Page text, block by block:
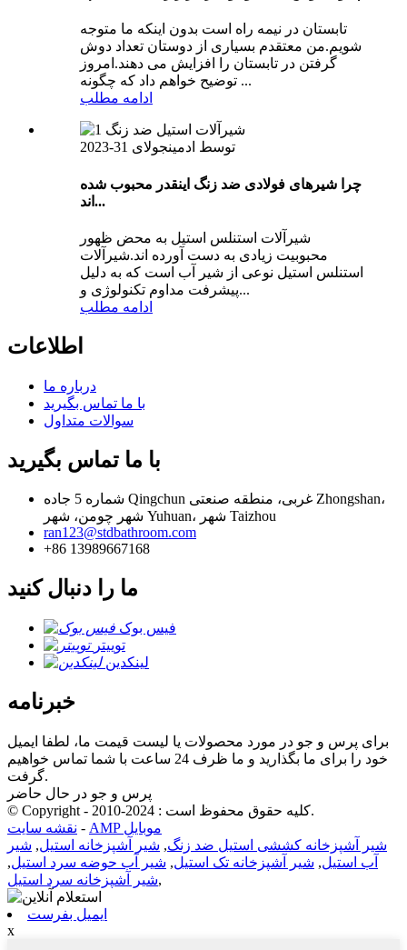
تابستان در نیمه راه است بدون اینکه ما متوجه
شویم.من معتقدم بسیاری از دوستان تعداد دوش
گرفتن در تابستان را افزایش می دهند.امروز
توضیح خواهم داد که چگونه ...
ادامه مطلب
توسط ادمینجولای 31-2023
چرا شیرهای فولادی ضد زنگ اینقدر محبوب شده
اند...
شیرآلات استنلس استیل به محض ظهور
محبوبیت زیادی به دست آورده اند.شیرآلات
استنلس استیل نوعی از شیر آب است که به دلیل
پیشرفت مداوم تکنولوژی و...
ادامه مطلب
اطلاعات
درباره ما
با ما تماس بگیرید
سوالات متداول
با ما تماس بگیرید
شماره 5 جاده Qingchun غربی، منطقه صنعتی Zhongshan،
شهر چومن، شهر Yuhuan، شهر Taizhou
ran123@stdbathroom.com
+86 13989667168
ما را دنبال کنید
فیس بوک
توییتر
لینکدین
خبرنامه
برای پرس و جو در مورد محصولات یا لیست قیمت ما، لطفا ایمیل
خود را برای ما بگذارید و ما ظرف 24 ساعت با شما تماس خواهیم
گرفت.
پرس و جو در حال حاضر
© Copyright - 2010-2024 : کلیه حقوق محفوظ است.
نقشه سایت -
AMP موبایل
شیر آشپزخانه کششی استیل ضد زنگ, شیر آشپزخانه استیل, شیر
آب استیل, شیر آشپزخانه تک استیل, شیر آب حوضه سرد استیل,
شیر آشپزخانه سرد استیل,
ایمیل بفرست
x